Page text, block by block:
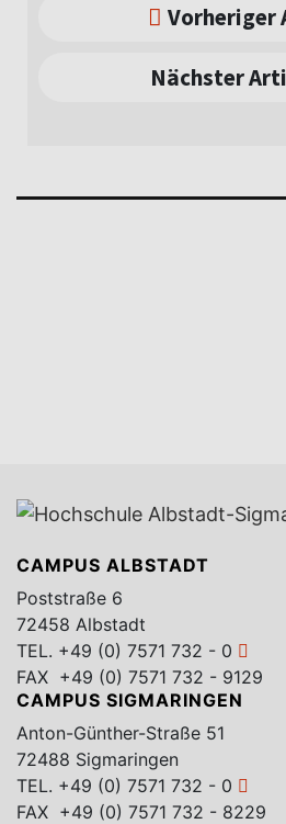
Vorheriger
Nächster
CAMPUS ALBSTADT
Poststraße 6
72458 Albstadt
TEL. +49 (0) 7571 732 - 0
FAX +49 (0) 7571 732 - 9129
CAMPUS SIGMARINGEN
Anton-Günther-Straße 51
72488 Sigmaringen
TEL. +49 (0) 7571 732 - 0
FAX +49 (0) 7571 732 - 8229